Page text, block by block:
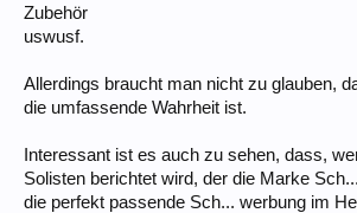
Zubehör
uswusf.
Allerdings braucht man nicht zu glauben,
die umfassende Wahrheit ist.
Interessant ist es auch zu sehen, dass,
Solisten berichtet wird, der die Marke
die perfekt passende Sch... werbung im